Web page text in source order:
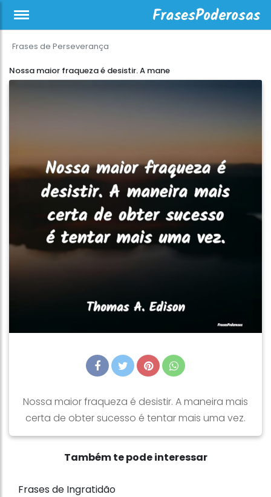
Frases de Perseverança
Nossa maior fraqueza é desistir. A mane
Nossa maior fraqueza é desistir. A maneira mais
certa de obter sucesso é tentar mais uma vez.
Também te pode interessar
Frases de Ingratidão